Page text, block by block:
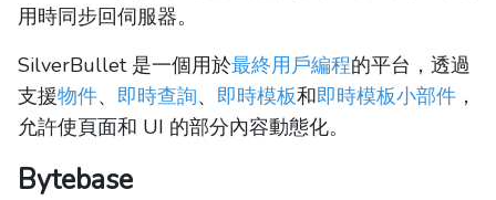
用時同步回伺服器。
SilverBullet 是一個用於最終用戶編程的平台，透過
支援物件、 即時查詢、 即時模板和即時模板小部件 ，
允許使頁面和 UI 的部分內容動態化。
Bytebase